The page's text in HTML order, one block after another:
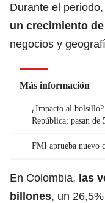
Durante el
un crecimiento
negocios y
Más información
¿Impacto al
República; pasan de
FMI aprueba nuevo
En Colombia, las
billones, un